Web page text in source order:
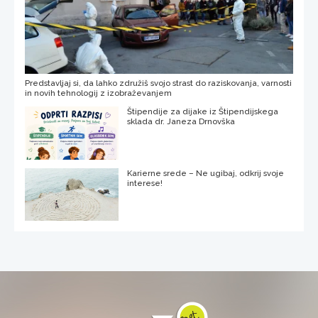
Predstavljaj si, da lahko združiš svojo strast do raziskovanja, varnosti
in novih tehnologij z izobraževanjem
Štipendije za dijake iz Štipendijskega
sklada dr. Janeza Drnovška
Karierne srede – Ne ugibaj, odkrij svoje
interese!